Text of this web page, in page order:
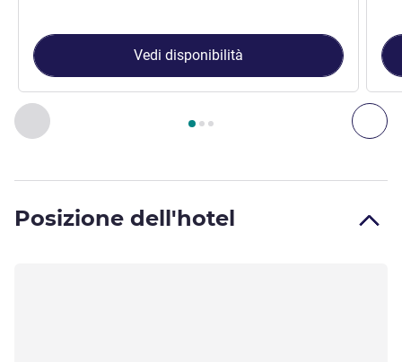
Precedente - Camera
Pagina , Camera 1 : Camera Standard con 1 letto
Vedi disponibilità
Posizione dell'hotel